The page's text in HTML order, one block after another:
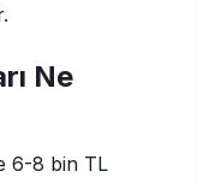
Ne
6-8 bin TL